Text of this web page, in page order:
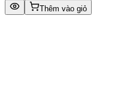
Thêm vào giỏ